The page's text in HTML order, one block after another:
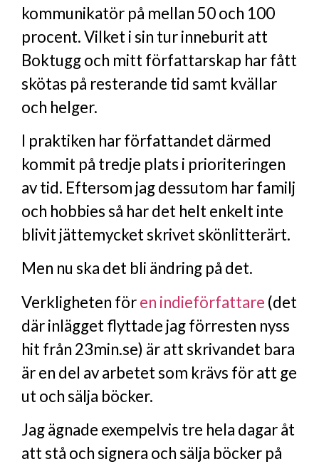
kommunikatör på mellan 50 och 100
procent. Vilket i sin tur inneburit att
Boktugg och mitt författarskap har fått
skötas på resterande tid samt kvällar
och helger.
I praktiken har författandet därmed
kommit på tredje plats i prioriteringen
av tid. Eftersom jag dessutom har familj
och hobbies så har det helt enkelt inte
blivit jättemycket skrivet skönlitterärt.
Men nu ska det bli ändring på det.
Verkligheten fören indieförfattare (det
där inlägget flyttade jag förresten nyss
hit från 23min.se) är att skrivandet bara
är en del av arbetet som krävs för att ge
ut och sälja böcker.
Jag ägnade exempelvis tre hela dagar åt
att stå och signera och sälja böcker på